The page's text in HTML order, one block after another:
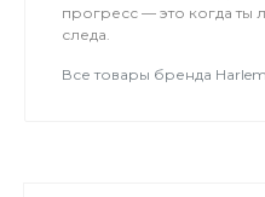
прогресс — это когда ты
следа.
Все товары бренда Harlem